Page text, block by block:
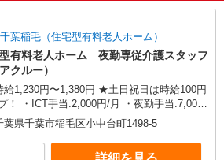
葉稲毛（住宅型有料老人ホーム）
有料老人ホーム 夜勤専従介護スタッフ
クルー）
1,230円〜1,380円 ★土日祝日は時給100円
！ ・ICT手当:2,000円/月 ・夜勤手当:7,000
※給与幅は資格・経験等による
葉県千葉市稲毛区小中台町1498-5